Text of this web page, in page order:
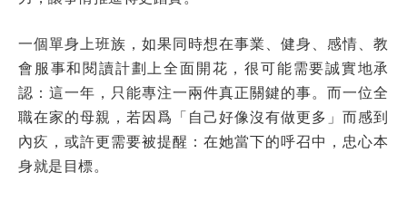
一個單身上班族，如果同時想在事業、健身、感情、教
會服事和閱讀計劃上全面開花，很可能需要誠實地承
認：這一年，只能專注一兩件真正關鍵的事。而一位全
職在家的母親，若因爲「自己好像沒有做更多」而感到
內疚，或許更需要被提醒：在她當下的呼召中，忠心本
身就是目標。